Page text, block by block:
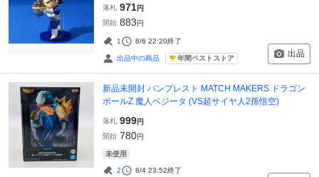
落札 971円
開始 883円
1 8/6 22:20終了
出品中の商品 年間ベストストア 出品
新品未開封 バンプレスト MATCH MAKERS ドラゴン
ボールZ 魔人ベジータ (VS超サイヤ人2孫悟空)
落札 999円
開始 780円
未使用
2 8/4 23:52終了